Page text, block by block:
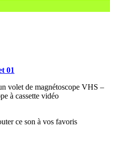
01
volet de magnétoscope VHS –
à cassette vidéo